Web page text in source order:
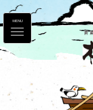
MENU